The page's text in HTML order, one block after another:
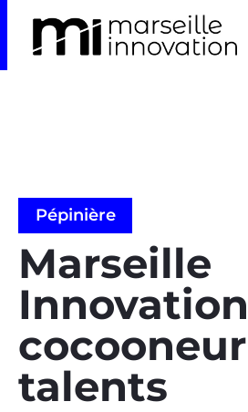
Pépinière
Marseille
talents